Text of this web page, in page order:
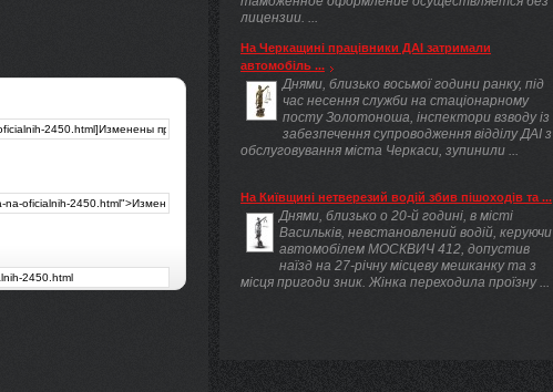
лицензии. ...
На Черкащині працівники ДАІ затримали
автомобіль ...
Днями, близько восьмої години ранку, під
час несення служби на стаціонарному
посту Золотоноша, інспектори взводу із
забезпечення супроводження відділу ДАІ з
обслуговування міста Черкаси, зупинили ...
На Київщині нетверезий водій збив пішоходів та ...
Днями, близько о 20-й годині, в місті
Васильків, невстановлений водій, керуючи
автомобілем МОСКВИЧ 412, допустив
наїзд на 27-річну місцеву мешканку та з
місця пригоди зник. Жінка переходила проїзну ...